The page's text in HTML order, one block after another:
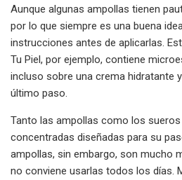
Aunque algunas ampollas tienen
por lo que siempre es una buena
instrucciones antes de aplicarlas.
Tu Piel, por ejemplo, contiene
incluso sobre una crema hidratante
último paso.
Tanto las ampollas como los
concentradas diseñadas para su
ampollas, sin embargo, son mucho
no conviene usarlas todos los días.